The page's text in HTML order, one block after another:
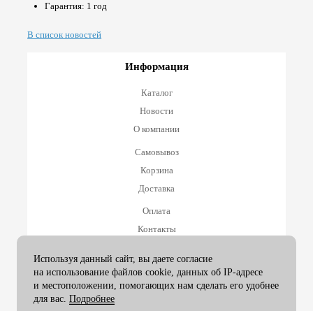
Гарантия: 1 год
В список новостей
Информация
Каталог
Новости
О компании
Самовывоз
Корзина
Доставка
Оплата
Контакты
Принимаем к оплате
Используя данный сайт, вы даете согласие
на использование файлов cookie, данных об IP-адресе
и местоположении, помогающих нам сделать его удобнее
для вас. Подробнее